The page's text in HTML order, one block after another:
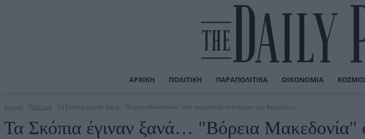
ΑΡΧΙΚΉ ΠΟΛΙΤΙΚΉ ΠΑΡΑΠΟΛΙΤΙΚΆ ΟΙΚΟΝΟΜΊΑ
Αρχική Πολιτική Τα Σκόπια έγιναν ξανά... "Βόρεια Μακεδονία" στο τουριστικό περίπτερο του Βερολίνου
Τα Σκόπια έγιναν ξανά… "Βόρεια Μακεδονία"